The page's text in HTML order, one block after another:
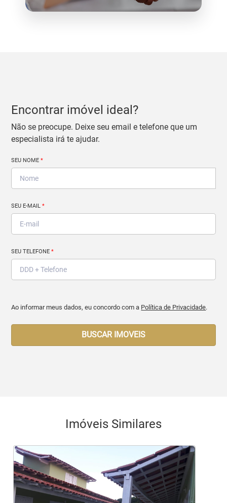
Encontrar imóvel ideal?
Não se preocupe. Deixe seu email e telefone que um
especialista irá te ajudar.
SEU NOME*
SEU E-MAIL*
SEU TELEFONE*
Ao informar meus dados, eu concordo com a Política de Privacidade.
BUSCAR IMOVEIS
Imóveis Similares
<<<<